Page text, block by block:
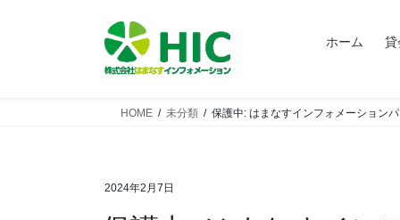
ホーム 貸
HOME 未分類 保護中: はまなすインフォメーション
2024年2月7日